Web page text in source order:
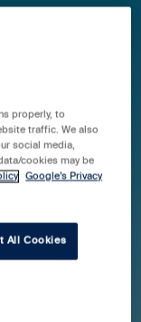
är tomt.
FAQ
properly, to
traffic. We also
social media,
cookies may be
Google’s Privacy
All Cookies